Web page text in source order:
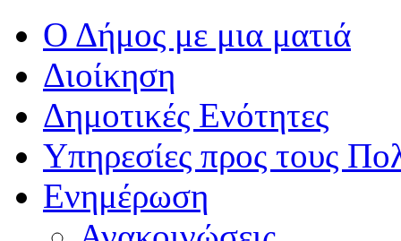
Ο Δήμος με μια ματιά
Διοίκηση
Δημοτικές Ενότητες
Υπηρεσίες προς τους
Ενημέρωση